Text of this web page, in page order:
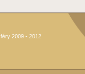
2009 - 2012